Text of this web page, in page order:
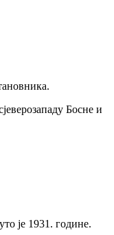
Босне и
је 1931. године.